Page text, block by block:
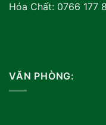
Hóa Chất: 0766 177
VĂN PHÒNG: